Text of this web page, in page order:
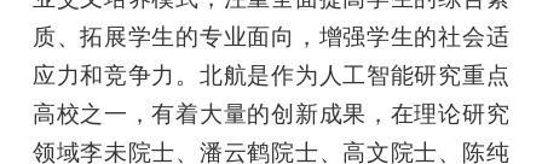
质、拓展学生的专业面向，增强学生的社会适
应力和竞争力。北航是作为人工智能研究重点
高校之一，有着大量的创新成果，在理论研究
领域李未院士、潘云鹤院士、高文院士、陈纯